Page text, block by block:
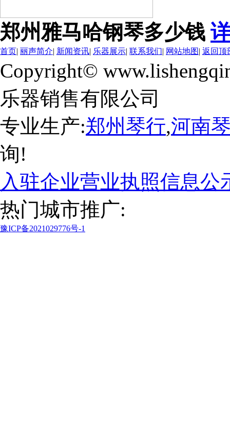
郑州雅马哈钢琴多少钱
首页| 丽声简介| 新闻资讯| 乐器展示| 联系我们| 网站地图| 返回顶
Copyright©
乐器销售有限公司
专业生产:郑州琴行,河南
询!
入驻企业营业执照信息公
热门城市推广:
豫ICP备2021029776号-1